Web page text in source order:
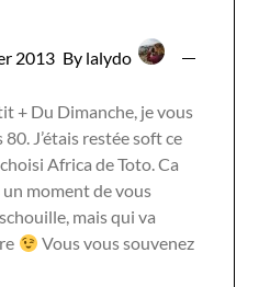
2013 By lalydo
+ Du Dimanche, je vous
J’étais restée soft ce
Africa de Toto. Ca
moment de vous
mais qui va
Vous vous souvenez